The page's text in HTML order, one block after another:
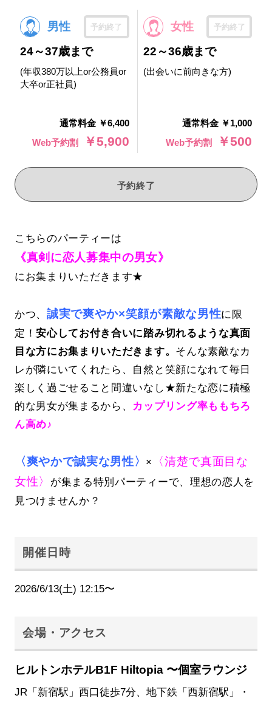
男性 予約終了
24～37歳まで
(年収380万以上or公務員or
大卒or正社員)
通常料金 ￥6,400
Web予約割
￥5,900
女性 予約終了
22～36歳まで
(出会いに前向きな方)
通常料金 ￥1,000
Web予約割
￥500
予約終了
こちらのパーティーは
《真剣に恋人募集中の男女》
にお集まりいただきます★
かつ、 誠実で爽やか×笑顔が素敵な男性に限
定！安心してお付き合いに踏み切れるような真面
目な方にお集まりいただきます。 そんな素敵なカ
レが隣にいてくれたら、自然と笑顔になれて毎日
楽しく過ごせること間違いなし★新たな恋に積極
的な男女が集まるから、 カップリング率ももちろ
ん高め♪
〈爽やかで誠実な男性〉 ×
〈清楚で真面目な
女性〉 が集まる特別パーティーで、理想の恋人を
見つけませんか？
開催日時
2026/6/13(土) 12:15〜
会場・アクセス
ヒルトンホテルB1F Hiltopia 〜個室ラウンジ
JR「新宿駅」西口徒歩7分、地下鉄「西新宿駅」・